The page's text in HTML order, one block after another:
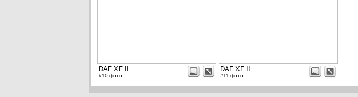
DAF XF II
#10 фото
DAF XF II
#11 фото